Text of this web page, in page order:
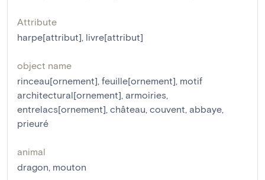
Attribute
harpe[attribut], livre[attribut]
object name
rinceau[ornement], feuille[ornement], motif
architectural[ornement], armoiries,
entrelacs[ornement], château, couvent, abbaye,
prieuré
animal
dragon, mouton